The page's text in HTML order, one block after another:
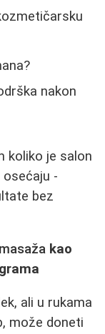
nakon
koliko je salon
-
bez
kao
ali u rukama
može doneti